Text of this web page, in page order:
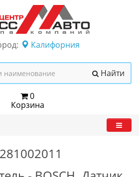
Калифорния
Найти
0
Корзина